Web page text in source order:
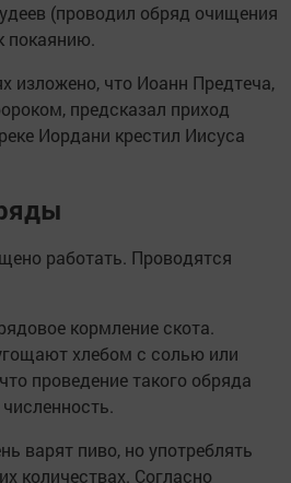
(проводил обряд очищения
покаянию.
изложено, что Иоанн Предтеча,
предсказал приход
Иордани крестил Иисуса
работать. Проводятся
кормление скота.
хлебом с солью или
проведение такого обряда
варят пиво, но употреблять
количествах. Согласно